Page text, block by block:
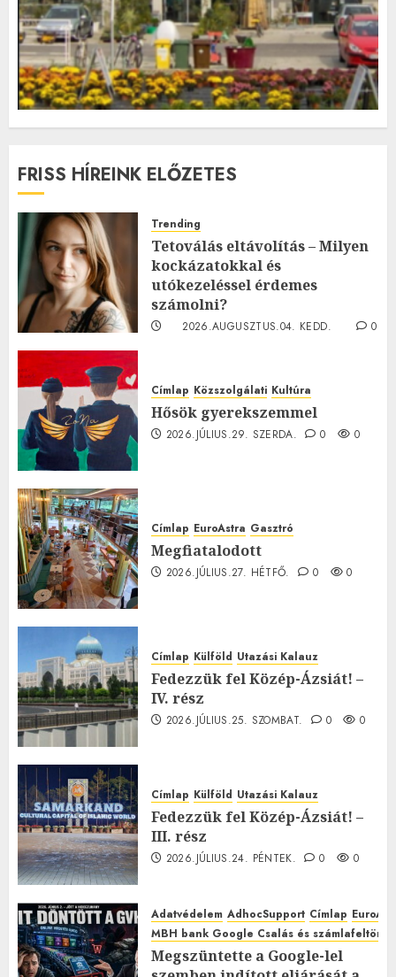
FRISS HÍREINK ELŐZETES
Trending
Tetoválás eltávolítás – Milyen
kockázatokkal és
utókezeléssel érdemes
számolni?
2026.AUGUSZTUS.04. KEDD.
0
Címlap Közszolgálati Kultúra
Hősök gyerekszemmel
2026.JÚLIUS.29. SZERDA. 0 0
Címlap EuroAstra Gasztró
Megfiatalodott
2026.JÚLIUS.27. HÉTFŐ. 0 0
Címlap Külföld Utazási Kalauz
Fedezzük fel Közép-Ázsiát! –
IV. rész
2026.JÚLIUS.25. SZOMBAT. 0 0
Címlap Külföld Utazási Kalauz
Fedezzük fel Közép-Ázsiát! –
III. rész
2026.JÚLIUS.24. PÉNTEK. 0 0
Adatvédelem AdhocSupport Címlap
MBH bank Google Csalás és
Megszüntette a Google-lel